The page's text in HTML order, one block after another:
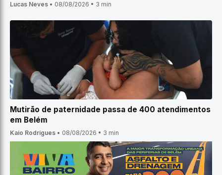
Lucas Neves • 08/08/2026 • 3 min
Mutirão de paternidade passa de 400 atendimentos
em Belém
Kaio Rodrigues • 08/08/2026 • 3 min